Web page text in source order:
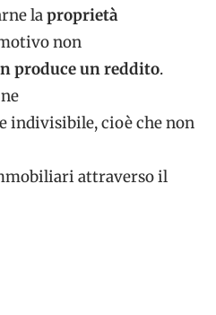
laproprietà
non
produce un reddito.
indivisibile, cioè che non
attraverso il